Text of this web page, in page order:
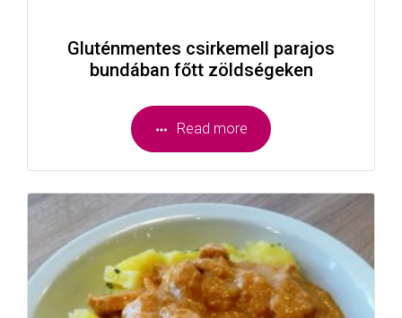
Gluténmentes csirkemell parajos
bundában főtt zöldségeken
Read more